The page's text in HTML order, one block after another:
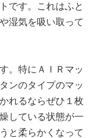
です。これはふと
湿気を吸い取って
。特にＡＩＲマッ
ンのタイプのマッ
れるならぜひ１枚
している状態が一
と柔らかくなって